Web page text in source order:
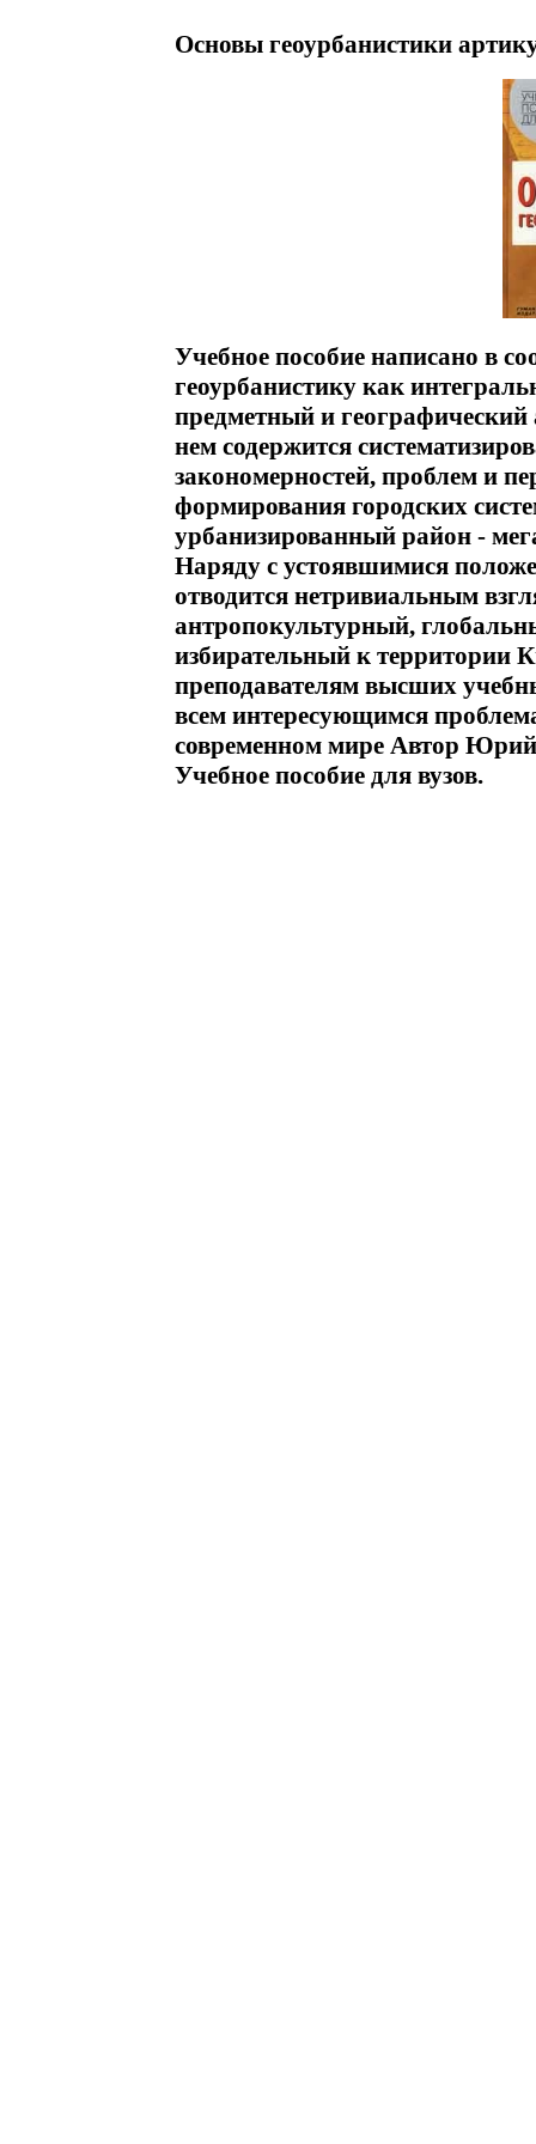
Основы геоурбанистики
Учебное пособие написано в
геоурбанистику как
предметный и
нем содержится
закономерностей, проблем и
формирования городских
урбанизированный район -
Наряду с устоявшимися
отводится нетривиальным
антропокультурный,
избирательный к территории
преподавателям высших
всем интересующимся
современном мире Автор
Учебное пособие для вузов.